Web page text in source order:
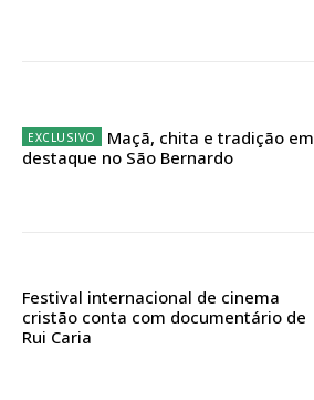
16€
Maçã, chita e tradição em
destaque no São Bernardo
Festival internacional de cinema
cristão conta com documentário de
Rui Caria